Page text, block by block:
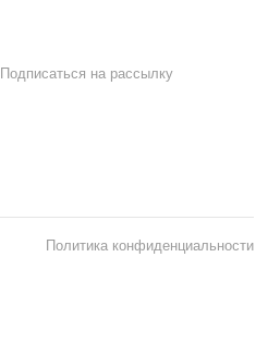
Подписаться на рассылку
Политика конфиденциальности